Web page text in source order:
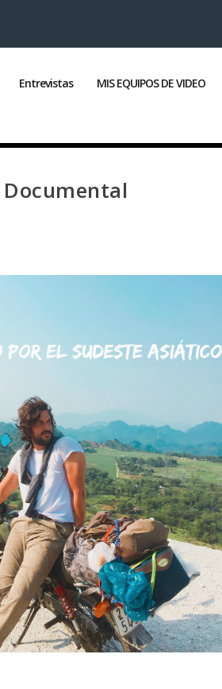
Entrevistas MIS EQUIPOS DE VIDEO